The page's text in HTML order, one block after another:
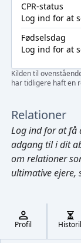
Cmd/Ctrl + K
CPR-status
Log ind for at
Fødselsdag
Log ind for at
Kilden til
har tidligere haft en
Relationer
Log indfor at få
adgang til i dit
om relationer
ultimative ejere,
Profil